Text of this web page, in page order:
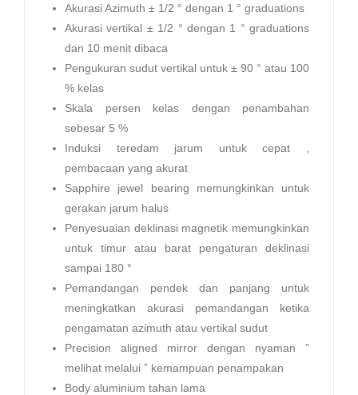
Akurasi Azimuth ± 1/2 ° dengan 1 ° graduations
Akurasi vertikal ± 1/2 ° dengan 1 ° graduations
dan 10 menit dibaca
Pengukuran sudut vertikal untuk ± 90 ° atau 100
% kelas
Skala persen kelas dengan penambahan
sebesar 5 %
Induksi teredam jarum untuk cepat ,
pembacaan yang akurat
Sapphire jewel bearing memungkinkan untuk
gerakan jarum halus
Penyesuaian deklinasi magnetik memungkinkan
untuk timur atau barat pengaturan deklinasi
sampai 180 °
Pemandangan pendek dan panjang untuk
meningkatkan akurasi pemandangan ketika
pengamatan azimuth atau vertikal sudut
Precision aligned mirror dengan nyaman ”
melihat melalui ” kemampuan penampakan
Body aluminium tahan lama